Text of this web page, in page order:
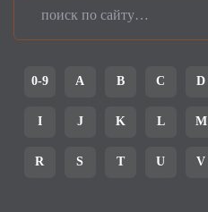
0-9 A B C D
I J K L M
R S T U V